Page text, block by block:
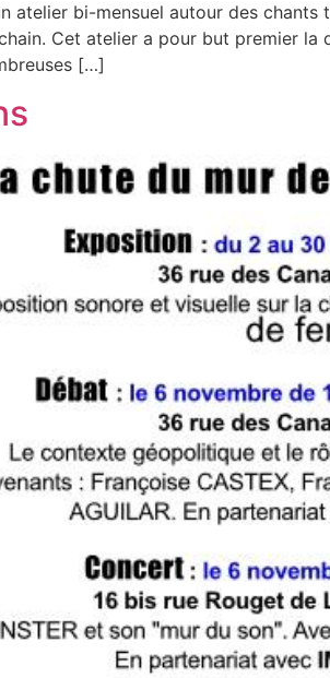
atelier bi-mensuel autour des chants
Cet atelier a pour but premier la
[…]